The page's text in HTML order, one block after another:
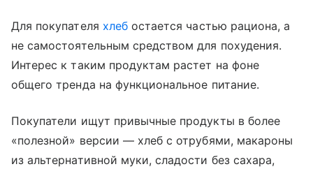
Для покупателя хлебостается частью рациона, а
не самостоятельным средством для похудения.
Интерес к таким продуктам растет на фоне
общего тренда на функциональное питание.
Покупатели ищут привычные продукты в более
«полезной» версии — хлеб с отрубями, макароны
из альтернативной муки, сладости без сахара,